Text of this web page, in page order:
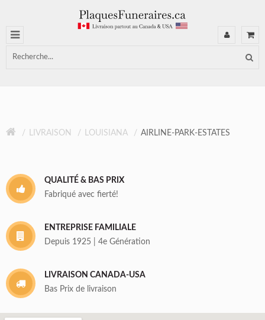
LIVRAISON LOUISIANA AIRLINE-PARK-ESTATES
QUALITÉ & BAS PRIX
Fabriqué avec fierté!
ENTREPRISE FAMILIALE
Depuis 1925 | 4e Génération
LIVRAISON CANADA-USA
Bas Prix de livraison